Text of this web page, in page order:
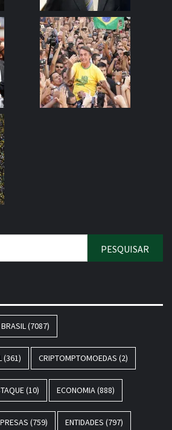
BRASIL(7087)
(361) CRIPTOMPTOMOEDAS (2)
(10) ECONOMIA(888)
(759) ENTIDADES (797)